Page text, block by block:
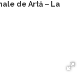
de Artă – La